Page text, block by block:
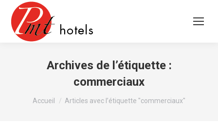
Archives de l’étiquette :
commerciaux
Vous êtes ici :
Accueil Articles avec l’étiquette "commerciaux"